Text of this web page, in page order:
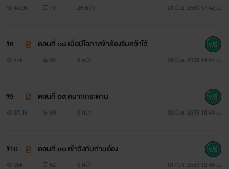
40.9k 71 26 หน้า 21 มิ.ย. 2560 17:42 น.
#8 ตอนที่ ๐๘ เมื่อมีโอกาสข้าต้องรีบคว้าไว้
44k 93 0 หน้า 29 มิ.ย. 2559 14:44 น.
#9 ตอนที่ ๐๙ หมากกระดาน
37.1k 69 0 หน้า 30 มิ.ย. 2559 18:40 น.
#10 ตอนที่ ๑๐ เข้าวังกับท่านอ๋อง
35k 52 0 หน้า 01 ก.ค. 2559 12:48 น.